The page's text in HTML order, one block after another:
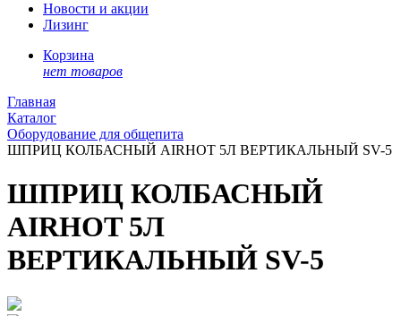
Новости и акции
Лизинг
Корзина
нет товаров
Главная
Каталог
Оборудование для общепита
ШПРИЦ КОЛБАСНЫЙ AIRHOT 5Л ВЕРТИКАЛЬНЫЙ SV-5
ШПРИЦ КОЛБАСНЫЙ
AIRHOT 5Л
ВЕРТИКАЛЬНЫЙ SV-5